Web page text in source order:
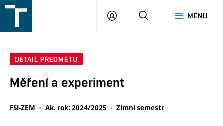
v
MENU
PŘIHLÁŠENÍ
DETAIL PŘEDMĚTU
Měření a experiment
FSI-ZEM Ak. rok: 2024/2025 Zimní semestr